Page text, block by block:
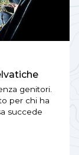
genitori.
per chi ha
succede